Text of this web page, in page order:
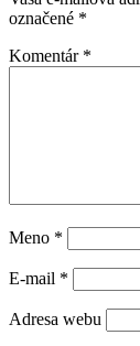
označené *
Komentár *
Meno *
E-mail *
Adresa webu